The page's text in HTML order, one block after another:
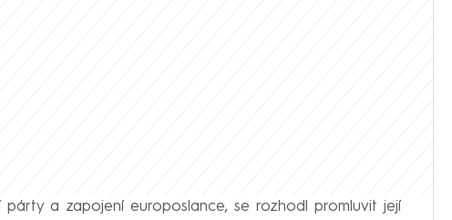
párty a zapojení europoslance, se rozhodl promluvit její